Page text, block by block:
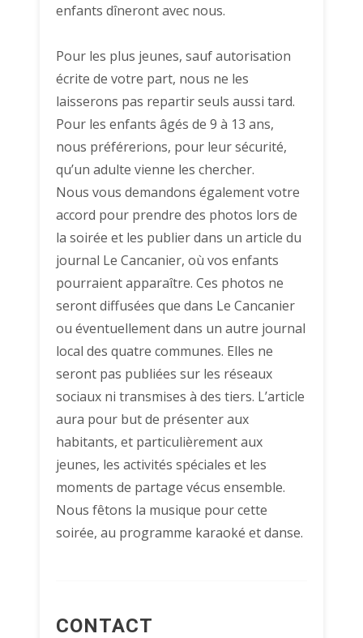
enfants dîneront avec nous.
Pour les plus jeunes, sauf autorisation
écrite de votre part, nous ne les
laisserons pas repartir seuls aussi tard.
Pour les enfants âgés de 9 à 13 ans,
nous préférerions, pour leur sécurité,
qu’un adulte vienne les chercher.
Nous vous demandons également votre
accord pour prendre des photos lors de
la soirée et les publier dans un article du
journal Le Cancanier, où vos enfants
pourraient apparaître. Ces photos ne
seront diffusées que dans Le Cancanier
ou éventuellement dans un autre journal
local des quatre communes. Elles ne
seront pas publiées sur les réseaux
sociaux ni transmises à des tiers. L’article
aura pour but de présenter aux
habitants, et particulièrement aux
jeunes, les activités spéciales et les
moments de partage vécus ensemble.
Nous fêtons la musique pour cette
soirée, au programme karaoké et danse.
CONTACT